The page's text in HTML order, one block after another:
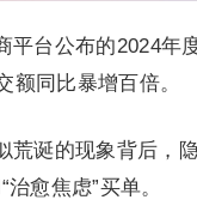
平台公布的2024年
额同比暴增百倍。
荒诞的现象背后，
治愈焦虑”买单。